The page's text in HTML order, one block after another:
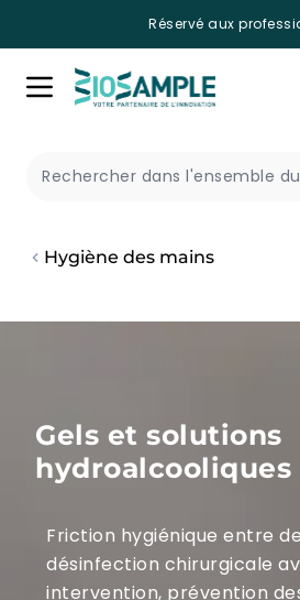
Réservé aux
Hygiène des mains
Gels et solutions
hydroalcooliques
Friction hygiénique entre
désinfection chirurgicale
intervention, prévention